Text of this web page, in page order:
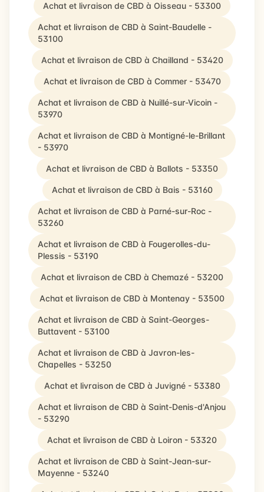
Achat et livraison de CBD à Oisseau - 53300
Achat et livraison de CBD à Saint-Baudelle -
53100
Achat et livraison de CBD à Chailland - 53420
Achat et livraison de CBD à Commer - 53470
Achat et livraison de CBD à Nuillé-sur-Vicoin -
53970
Achat et livraison de CBD à Montigné-le-Brillant
- 53970
Achat et livraison de CBD à Ballots - 53350
Achat et livraison de CBD à Bais - 53160
Achat et livraison de CBD à Parné-sur-Roc -
53260
Achat et livraison de CBD à Fougerolles-du-
Plessis - 53190
Achat et livraison de CBD à Chemazé - 53200
Achat et livraison de CBD à Montenay - 53500
Achat et livraison de CBD à Saint-Georges-
Buttavent - 53100
Achat et livraison de CBD à Javron-les-
Chapelles - 53250
Achat et livraison de CBD à Juvigné - 53380
Achat et livraison de CBD à Saint-Denis-d'Anjou
- 53290
Achat et livraison de CBD à Loiron - 53320
Achat et livraison de CBD à Saint-Jean-sur-
Mayenne - 53240